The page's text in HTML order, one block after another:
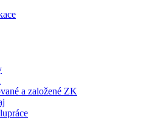
a založené ZK